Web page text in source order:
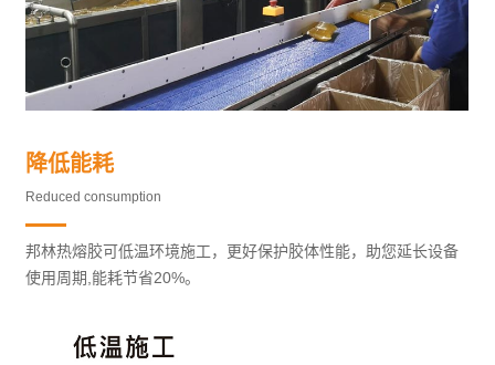
降低能耗
Reduced consumption
邦林热熔胶可低温环境施工，更好保护胶体性能，助您延长设备
使用周期,能耗节省20%。